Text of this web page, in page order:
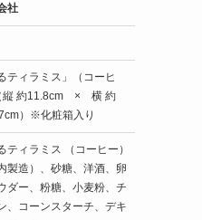
社
ティラミス」（コーヒ
縦 約11.8cm × 横 約
）※化粧箱入り
ティラミス （コーヒー）
製造）、砂糖、洋酒、卵
ダー、粉糖、小麦粉、チ
、コーンスターチ、デキ